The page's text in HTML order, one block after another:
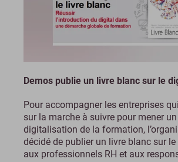
Demos publie un livre blanc sur le
Pour accompagner les entreprises
sur la marche à suivre pour mener
digitalisation de la formation,
décidé de publier un livre blanc sur
aux professionnels RH et aux